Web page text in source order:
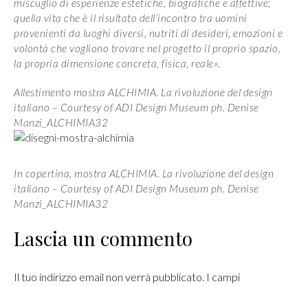
miscuglio di esperienze estetiche, biografiche e affettive;
quella vita che è il risultato dell’incontro tra uomini
provenienti da luoghi diversi, nutriti di desideri, emozioni e
volontà che vogliono trovare nel progetto il proprio spazio,
la propria dimensione concreta, fisica, reale».
Allestimento mostra ALCHIMIA. La rivoluzione del design
italiano – Courtesy of ADI Design Museum ph. Denise
Manzi_ALCHIMIA32
In copertina, mostra ALCHIMIA. La rivoluzione del design
italiano – Courtesy of ADI Design Museum ph. Denise
Manzi_ALCHIMIA32
Lascia un commento
Il tuo indirizzo email non verrà pubblicato. I campi